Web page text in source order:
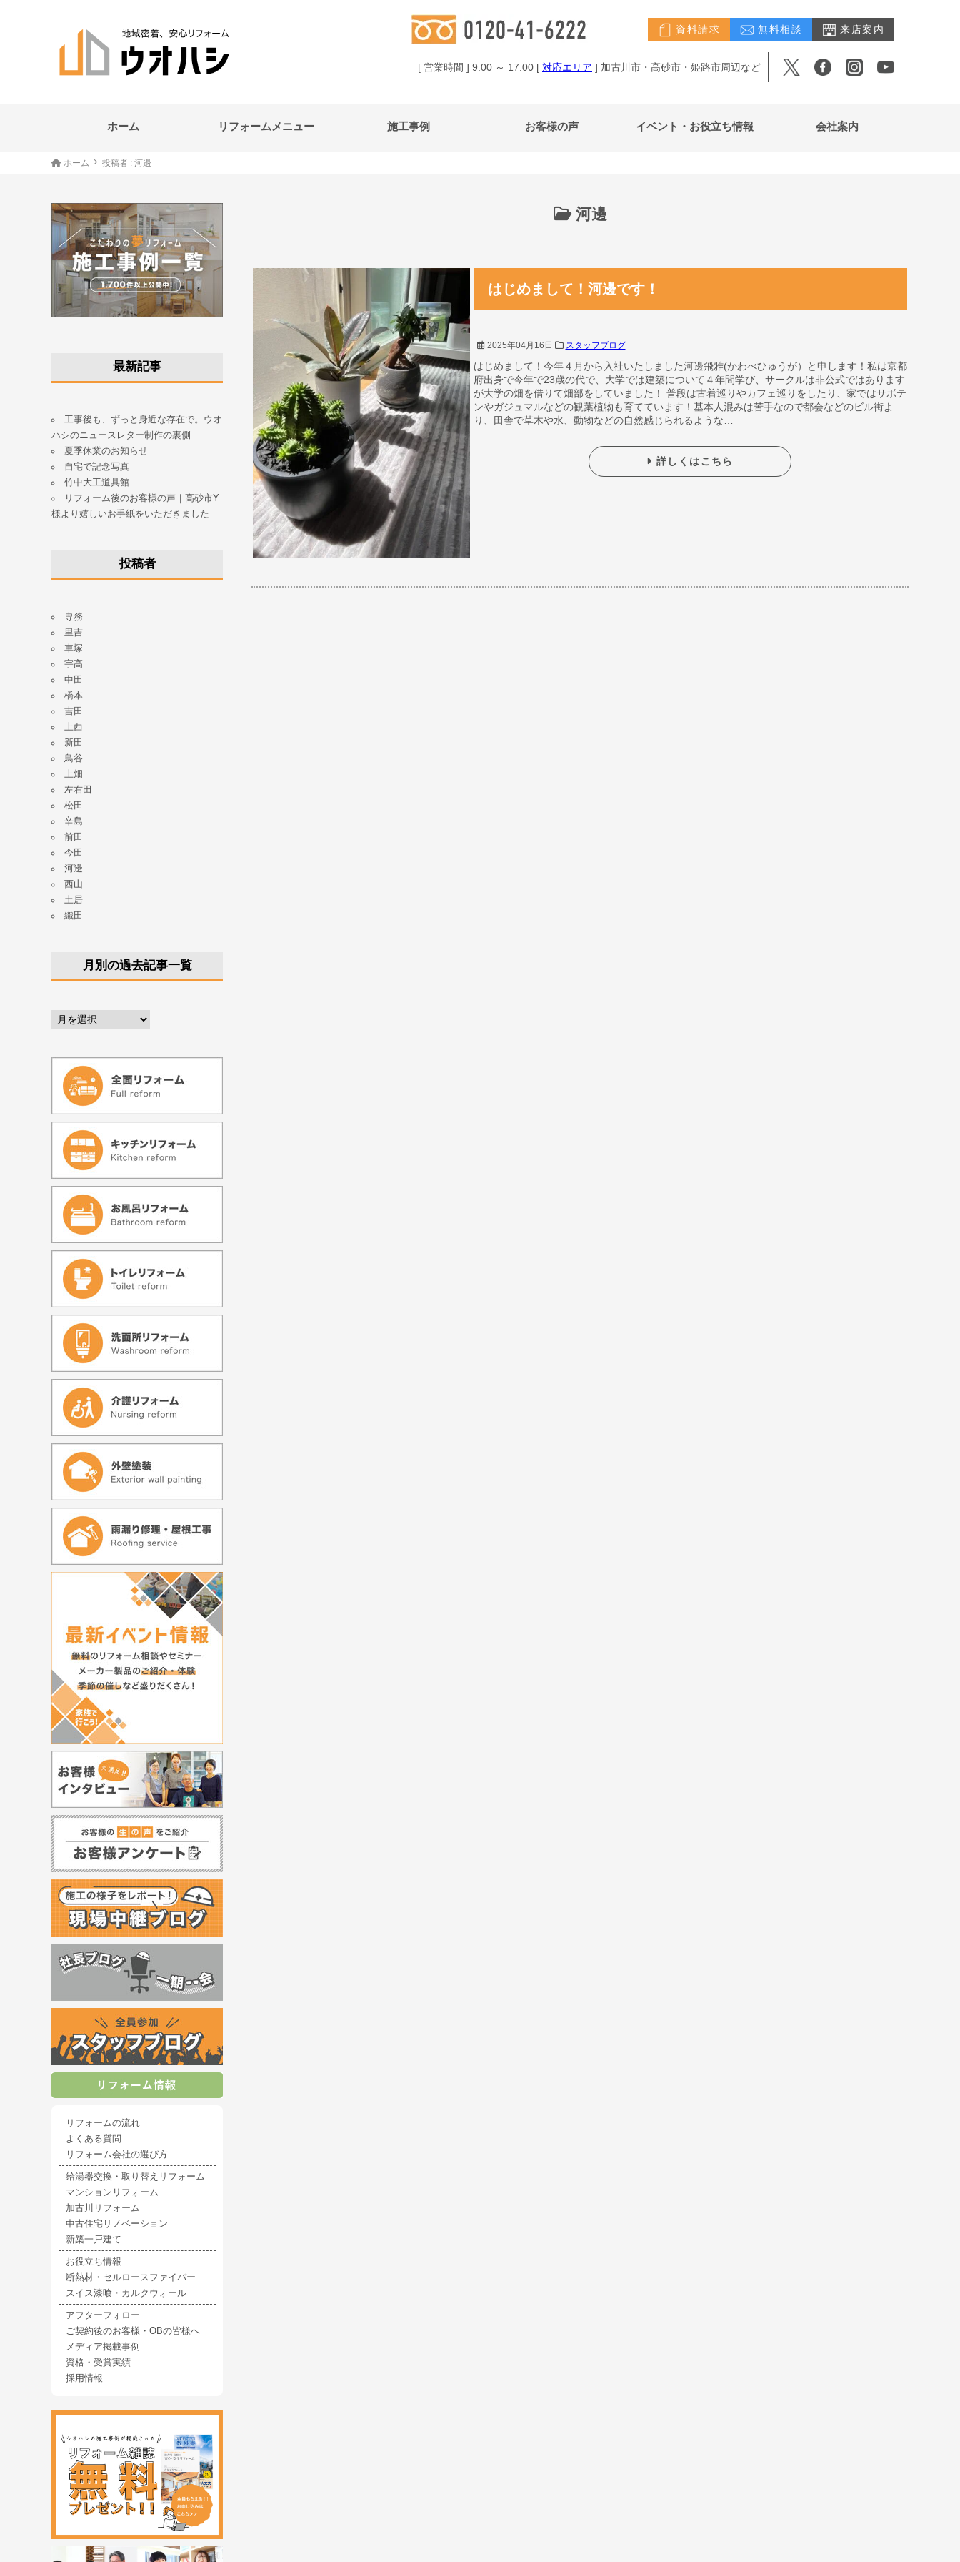
資料請求 無料相談 来店案内
[ 営業時間 ] 9:00 ～ 17:00 [ 対応エリア ] 加古川市・高砂市・姫路市周辺など
ホーム リフォームメニュー 施工事例 お客様の声 イベント・お役立ち情報 会社案内
ホーム 投稿者 : 河邊
河邊
はじめまして！河邊です！
2025年04月16日 スタッフブログ
はじめまして！今年４月から入社いたしました河邊飛雅(かわべひゅうが）と申します！私は京都
府出身で今年で23歳の代で、大学では建築について４年間学び、サークルは非公式ではあります
が大学の畑を借りて畑部をしていました！ 普段は古着巡りやカフェ巡りをしたり、家ではサボテ
ンやガジュマルなどの観葉植物も育てています！基本人混みは苦手なので都会などのビル街よ
り、田舎で草木や水、動物などの自然感じられるような…
詳しくはこちら
最新記事
工事後も、ずっと身近な存在で。ウオ
ハシのニュースレター制作の裏側
夏季休業のお知らせ
自宅で記念写真
竹中大工道具館
リフォーム後のお客様の声｜高砂市Y
様より嬉しいお手紙をいただきました
投稿者
専務
里吉
車塚
宇高
中田
橋本
吉田
上西
新田
鳥谷
上畑
左右田
松田
辛島
前田
今田
河邊
西山
土居
織田
月別の過去記事一覧
リフォームの流れ
よくある質問
リフォーム会社の選び方
給湯器交換・取り替えリフォーム
マンションリフォーム
加古川リフォーム
中古住宅リノベーション
新築一戸建て
お役立ち情報
断熱材・セルロースファイバー
スイス漆喰・カルクウォール
アフターフォロー
ご契約後のお客様・OBの皆様へ
メディア掲載事例
資格・受賞実績
採用情報